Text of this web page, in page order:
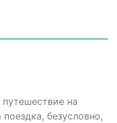
на
безусловно,